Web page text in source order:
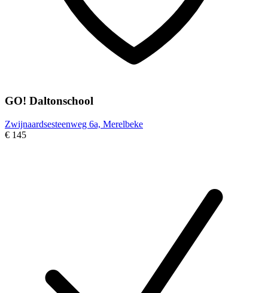
GO! Daltonschool
Zwijnaardsesteenweg 6a, Merelbeke
€ 145